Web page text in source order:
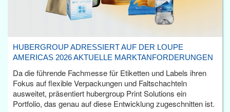
HUBERGROUP ADRESSIERT AUF DER LOUPE
AMERICAS 2026 AKTUELLE MARKTANFORDERUNGEN
Da die führende Fachmesse für Etiketten und Labels ihren
Fokus auf flexible Verpackungen und Faltschachteln
ausweitet, präsentiert hubergroup Print Solutions ein
Portfolio, das genau auf diese Entwicklung zugeschnitten ist.